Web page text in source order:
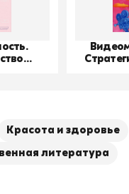
Красота и здоровье
литература